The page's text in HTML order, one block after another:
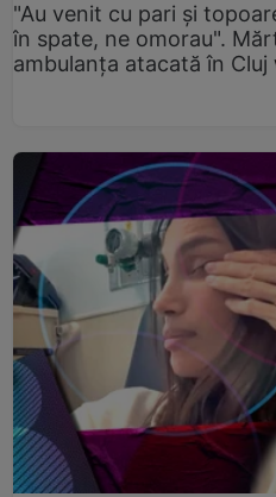
"Au venit cu pari și
în spate, ne omorau".
ambulanţa atacată în Cluj